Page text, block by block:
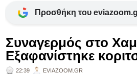
Προσθήκη του
Συναγερμός στο
Εξαφανίστηκε
22:39 EVIAZOOM.GR